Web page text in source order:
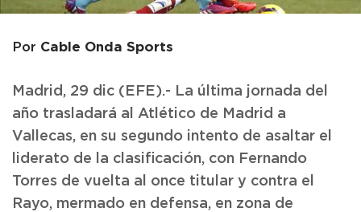
Por Cable Onda Sports
Madrid, 29 dic (EFE).- La última jornada del
año trasladará al Atlético de Madrid a
Vallecas, en su segundo intento de asaltar el
liderato de la clasificación, con Fernando
Torres de vuelta al once titular y contra el
Rayo, mermado en defensa, en zona de